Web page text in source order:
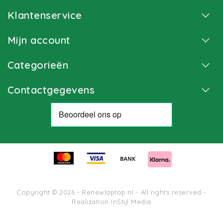
Klantenservice
Mijn account
Categorieën
Contactgegevens
Copyright © 2026 - Renewlaptop.nl - All rights reserved -
Realization InStijl Media